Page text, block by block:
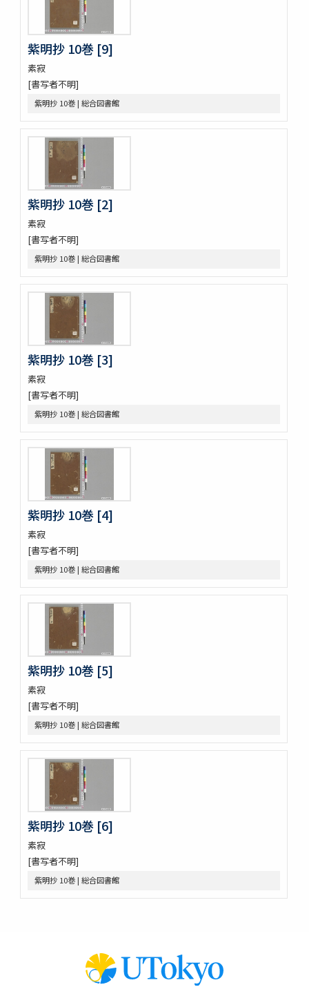
松の落葉 (存4巻)
節用集 2巻
字鏡集 20巻
愚管鈔 7巻
尚書 13巻
懐風藻
六根清浄大祓 . 神道大意
ますかゝみ 17巻
信長記 15巻
建礼門院右京大夫家集 2巻
三國佛法傳通縁起 3巻
列子鬳齋口義 2巻
をみなへし 3巻
鴨長明方丈記之抄
楊子雲集 3巻坿傳1巻
長恨歌 1巻坿傳1巻琵琶行1巻野馬臺詩1巻
一宮巡詣記抜粹 2巻 (存1巻)
花街漫録 2巻
北女閭起原 3巻
日蓮聖人註画畫讃 5巻
をりをりくさ 4巻
増補洞房語園 2巻
高尾考
中家實録 (存19巻)
改元定記
源語秘訣
勢語圖説抄 5巻
落窪物語 4巻
連哥證哥
法隆寺伽藍縁起并流記資財事
倭屋一家言 3巻
伊勢千句註
元禄版東海道驛路記
つれつれ草拾遺
卜養狂哥集 2巻
播州舊記
四季物語
すみよし物語
本朝續文粹 13巻
紀伊國牟婁郡色川村色川氏藏文書
樋口殿之記 3巻
大鏡 (存2巻)
壬戌羇旅漫録 2巻
明徳記 3巻
薩摩國風土記
金仙寺殿記録残闕
﨑鎮八絶
隠秘録 5巻
上月記外諸家系図
曾文定公全集 20巻首1巻末1巻
口逰
矢ひらき聞書
蟇目之口决
傳經樓經説 (存1巻)
新譯大西洋撿夫爾日本志圗解
紫明抄 10巻 [9]
素寂
[書写者不明]
紫明抄 10巻 | 総合図書館
紫明抄 10巻 [2]
素寂
[書写者不明]
紫明抄 10巻 | 総合図書館
紫明抄 10巻 [3]
素寂
[書写者不明]
紫明抄 10巻 | 総合図書館
紫明抄 10巻 [4]
素寂
[書写者不明]
紫明抄 10巻 | 総合図書館
紫明抄 10巻 [5]
素寂
[書写者不明]
紫明抄 10巻 | 総合図書館
紫明抄 10巻 [6]
素寂
[書写者不明]
紫明抄 10巻 | 総合図書館